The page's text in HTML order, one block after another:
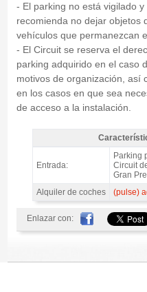
- El parking no está vigilado
recomienda no dejar objetos
vehículos que permanezcan
- El Circuit se reserva el
parking adquirido en el caso
motivos de organización, así
en los casos en que sea
de acceso a la instalación.
MotoGP Barcelona
Entrada:
Parking
Circuit
Gran
Alquiler de coches
(pulse)
Enlazar con: